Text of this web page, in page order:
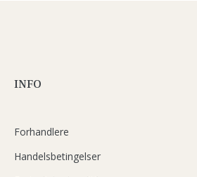
INFO
Forhandlere
Handelsbetingelser